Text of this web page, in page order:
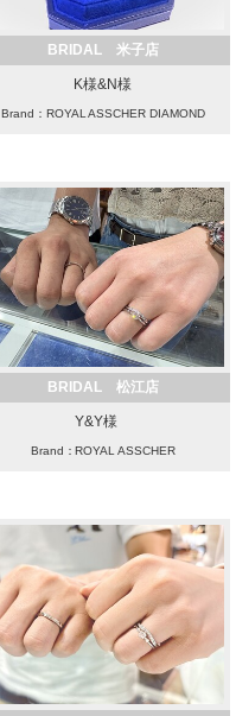
BRIDAL 米子店
K様&N様
Brand：ROYAL ASSCHER DIAMOND
BRIDAL 松江店
Y&Y様
Brand：ROYAL ASSCHER